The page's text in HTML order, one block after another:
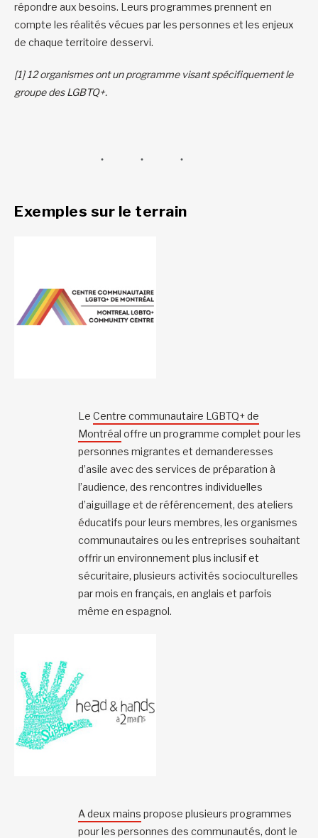
répondre aux besoins. Leurs programmes prennent en
compte les réalités vécues par les personnes et les enjeux
de chaque territoire desservi.
[1] 12 organismes ont un programme visant spécifiquement le
groupe des LGBTQ+.
Exemples sur le terrain
Le Centre communautaire LGBTQ+ de
Montréal offre un programme complet pour les
personnes migrantes et demanderesses
d’asile avec des services de préparation à
l’audience, des rencontres individuelles
d’aiguillage et de référencement, des ateliers
éducatifs pour leurs membres, les organismes
communautaires ou les entreprises souhaitant
offrir un environnement plus inclusif et
sécuritaire, plusieurs activités socioculturelles
par mois en français, en anglais et parfois
même en espagnol.
A deux mains propose plusieurs programmes
pour les personnes des communautés, dont le